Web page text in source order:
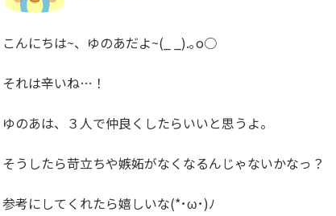
こんにちは~、ゆのあだよ~(_ _).｡o○
それは辛いね…！
ゆのあは、３人で仲良くしたらいいと思うよ。
そうしたら苛立ちや嫉妬がなくなるんじゃないかなっ？
参考にしてくれたら嬉しいな(*･ω･)ﾉ